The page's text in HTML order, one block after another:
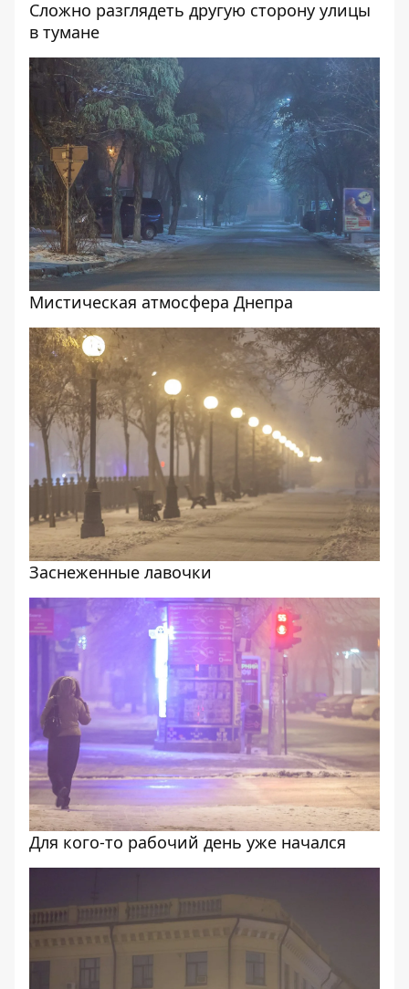
Сложно разглядеть другую сторону улицы
в тумане
Мистическая атмосфера Днепра
Заснеженные лавочки
Для кого-то рабочий день уже начался